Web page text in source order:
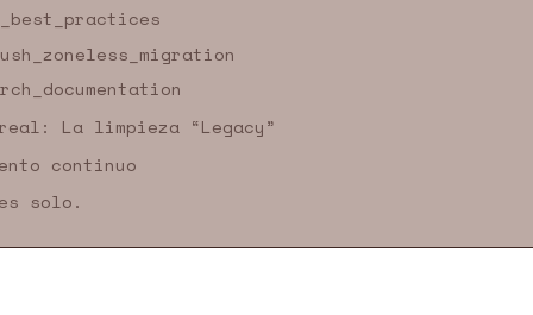
La limpieza “Legacy”
continuo
solo.